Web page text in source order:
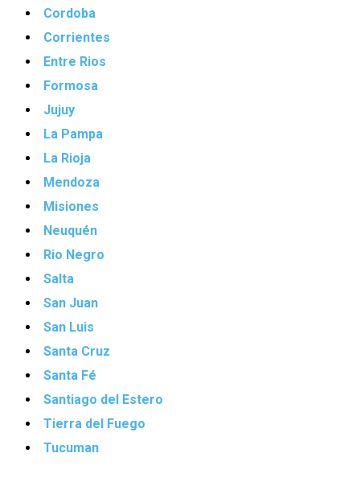
Cordoba
Corrientes
Entre Rios
Formosa
Jujuy
La Pampa
La Rioja
Mendoza
Misiones
Neuquén
Rio Negro
Salta
San Juan
San Luis
Santa Cruz
Santa Fé
Santiago del Estero
Tierra del Fuego
Tucuman